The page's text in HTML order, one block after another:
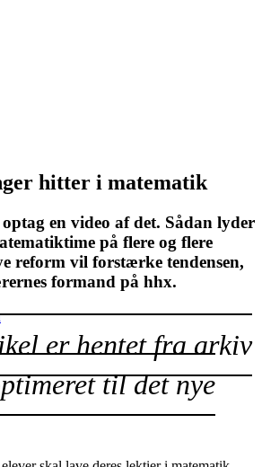
hitter i matematik
en video af det. Sådan lyder
på flere og flere
reform vil forstærke tendensen,
formand på hhx.
er hentet fra arkiv
til det nye